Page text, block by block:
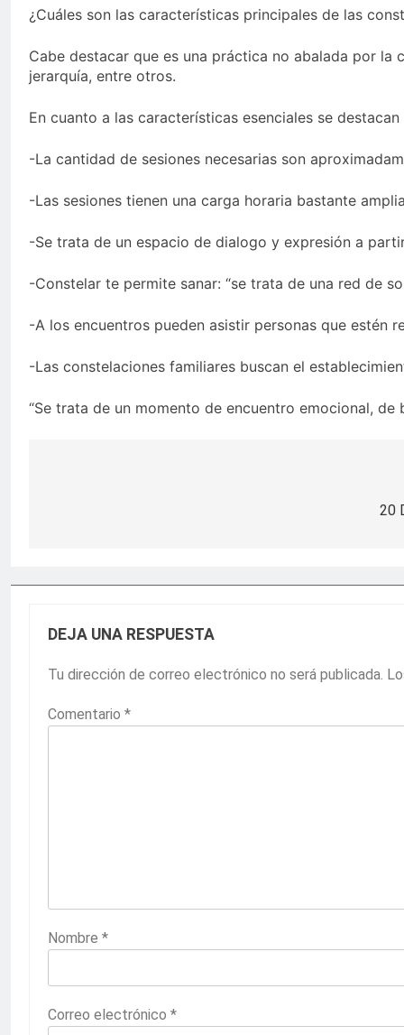
¿Cuáles son las características principales de las
Cabe destacar que es una práctica no abalada por la
jerarquía, entre otros.
En cuanto a las características esenciales se
-La cantidad de sesiones necesarias son
-Las sesiones tienen una carga horaria bastante
-Se trata de un espacio de dialogo y expresión a
-Constelar te permite sanar: “se trata de una red de
-A los encuentros pueden asistir personas que estén
-Las constelaciones familiares buscan el
“Se trata de un momento de encuentro emocional,
20
DEJA UNA RESPUESTA
Tu dirección de correo electrónico no será publicada.
Comentario *
Nombre *
Correo electrónico *